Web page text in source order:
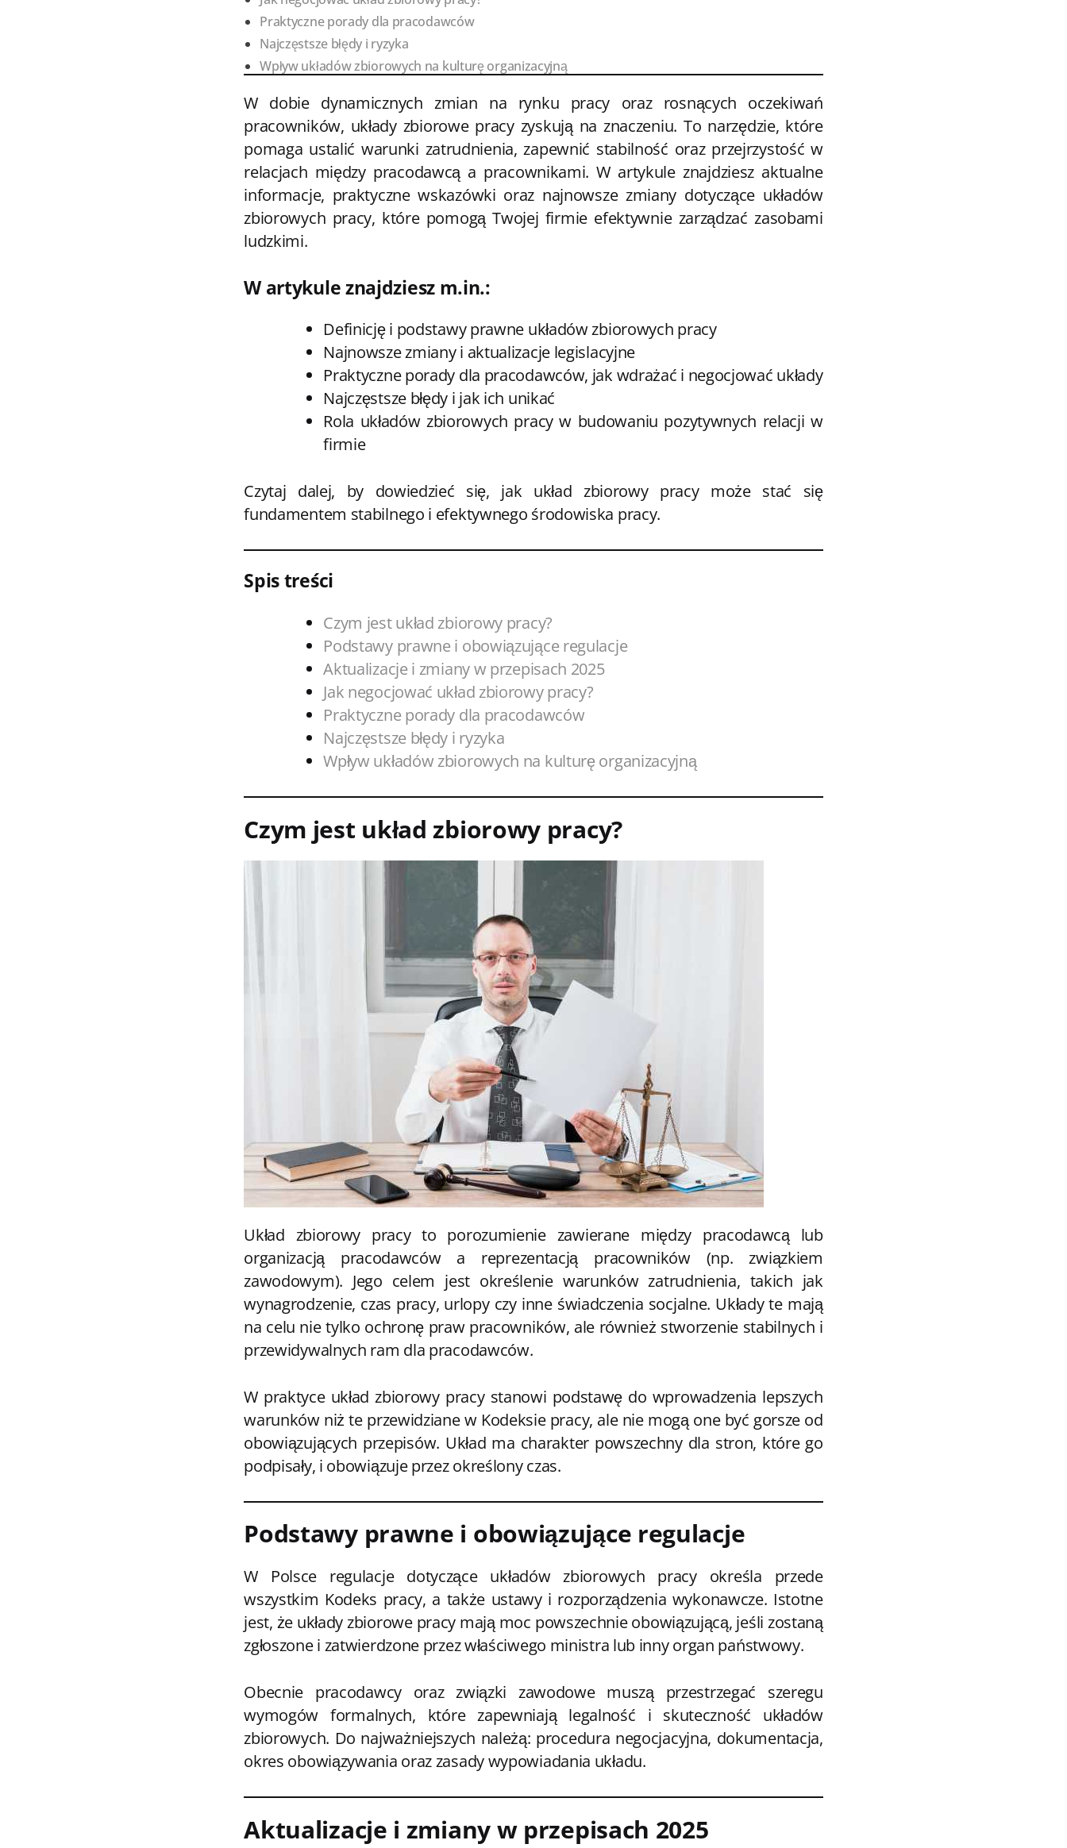
Praktyczne porady dla pracodawców
Najczęstsze błędy i ryzyka
Wpływ układów zbiorowych na kulturę organizacyjną
W dobie dynamicznych zmian na rynku pracy oraz rosnących oczekiwań
pracowników, układy zbiorowe pracy zyskują na znaczeniu. To narzędzie, które
pomaga ustalić warunki zatrudnienia, zapewnić stabilność oraz przejrzystość w
relacjach między pracodawcą a pracownikami. W artykule znajdziesz aktualne
informacje, praktyczne wskazówki oraz najnowsze zmiany dotyczące układów
zbiorowych pracy, które pomogą Twojej firmie efektywnie zarządzać zasobami
ludzkimi.
W artykule znajdziesz m.in.:
Definicję i podstawy prawne układów zbiorowych pracy
Najnowsze zmiany i aktualizacje legislacyjne
Praktyczne porady dla pracodawców, jak wdrażać i negocjować układy
Najczęstsze błędy i jak ich unikać
Rola układów zbiorowych pracy w budowaniu pozytywnych relacji w
firmie
Czytaj dalej, by dowiedzieć się, jak układ zbiorowy pracy może stać się
fundamentem stabilnego i efektywnego środowiska pracy.
Spis treści
Czym jest układ zbiorowy pracy?
Podstawy prawne i obowiązujące regulacje
Aktualizacje i zmiany w przepisach 2025
Jak negocjować układ zbiorowy pracy?
Praktyczne porady dla pracodawców
Najczęstsze błędy i ryzyka
Wpływ układów zbiorowych na kulturę organizacyjną
Czym jest układ zbiorowy pracy?
Układ zbiorowy pracy to porozumienie zawierane między pracodawcą lub
organizacją pracodawców a reprezentacją pracowników (np. związkiem
zawodowym). Jego celem jest określenie warunków zatrudnienia, takich jak
wynagrodzenie, czas pracy, urlopy czy inne świadczenia socjalne. Układy te mają
na celu nie tylko ochronę praw pracowników, ale również stworzenie stabilnych i
przewidywalnych ram dla pracodawców.
W praktyce układ zbiorowy pracy stanowi podstawę do wprowadzenia lepszych
warunków niż te przewidziane w Kodeksie pracy, ale nie mogą one być gorsze od
obowiązujących przepisów. Układ ma charakter powszechny dla stron, które go
podpisały, i obowiązuje przez określony czas.
Podstawy prawne i obowiązujące regulacje
W Polsce regulacje dotyczące układów zbiorowych pracy określa przede
wszystkim Kodeks pracy, a także ustawy i rozporządzenia wykonawcze. Istotne
jest, że układy zbiorowe pracy mają moc powszechnie obowiązującą, jeśli zostaną
zgłoszone i zatwierdzone przez właściwego ministra lub inny organ państwowy.
Obecnie pracodawcy oraz związki zawodowe muszą przestrzegać szeregu
wymogów formalnych, które zapewniają legalność i skuteczność układów
zbiorowych. Do najważniejszych należą: procedura negocjacyjna, dokumentacja,
okres obowiązywania oraz zasady wypowiadania układu.
Aktualizacje i zmiany w przepisach 2025